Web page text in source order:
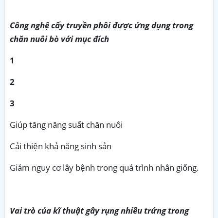
Công nghệ cấy truyền phôi được ứng dụng trong
chăn nuôi bò với mục đích
1
2
3
Giúp tăng năng suất chăn nuôi
Cải thiện khả năng sinh sản
Giảm nguy cơ lây bệnh trong quá trình nhân giống.
Vai trò của kĩ thuật gây rụng nhiều trứng trong